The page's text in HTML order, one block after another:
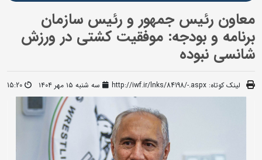
معاون رئیس جمهور و رئیس سازمان
برنامه و بودجه: موفقیت کشتی در ورزش
شانسی نبوده
لینک کوتاه: http://iwf.ir/lnks/84198/-.aspx سه شنبه ۱۵ مهر ۱۴۰۴ 15:20